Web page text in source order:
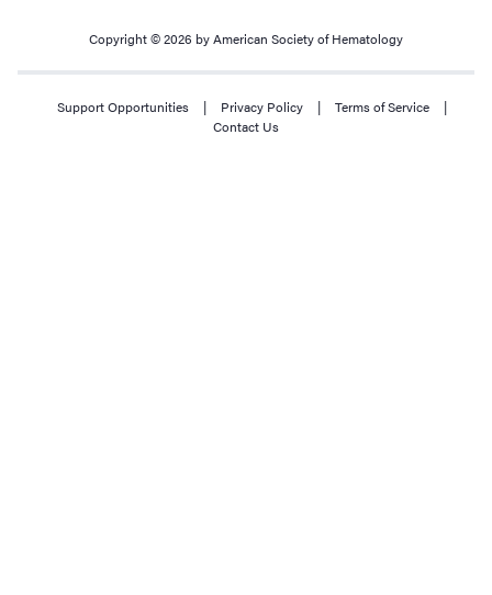
Copyright © 2026 by American Society of Hematology
Support Opportunities | Privacy Policy | Terms of Service
|
Contact Us